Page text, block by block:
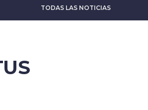
TODAS LAS NOTICIAS